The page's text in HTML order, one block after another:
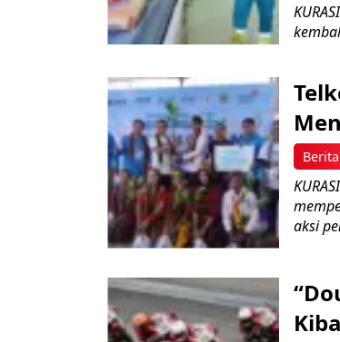
Berita
aksi